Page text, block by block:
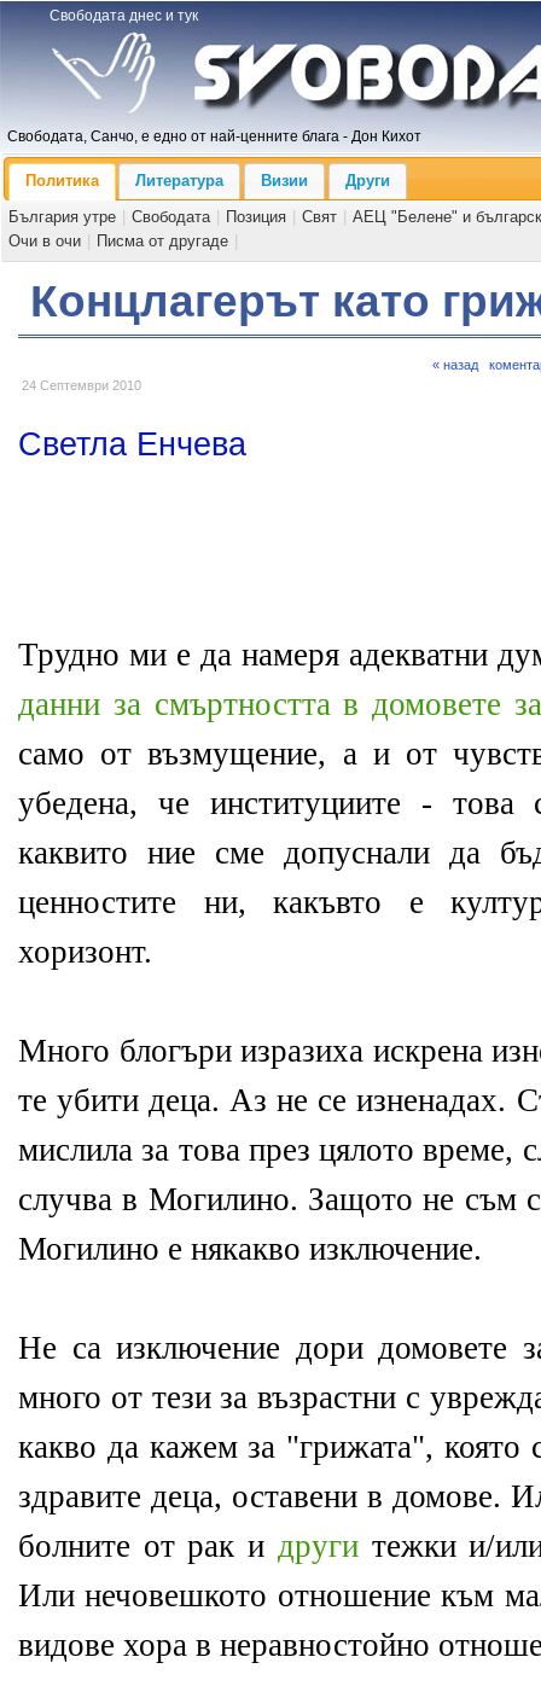
Свободата днес и тук
Свободата, Санчо, е едно от най-ценните блага - Дон Кихот
Политика Литература Визии
Други
България утре
Свободата Позиция Свят
АЕЦ "Белене" и
Очи в очи
Писма от другаде
Концлагерът като
24 Септември 2010
« назад
Светла Енчева
Трудно ми е да намеря адекватни
данни за смъртността в домовете
само от възмущение, а и от
убедена, че институциите -
каквито ние сме допуснали да
ценностите ни, какъвто е
хоризонт.
Много блогъри изразиха искрена
те убити деца. Аз не се изненадах.
мислила за това през цялото време,
случва в Могилино. Защото не съм
Могилино е някакво изключение.
Не са изключение дори домовете
много от тези за възрастни с
какво да кажем за "грижата", която
здравите деца, оставени в домове.
болните от рак и други тежки и/
Или нечовешкото отношение към
видове хора в неравностойно